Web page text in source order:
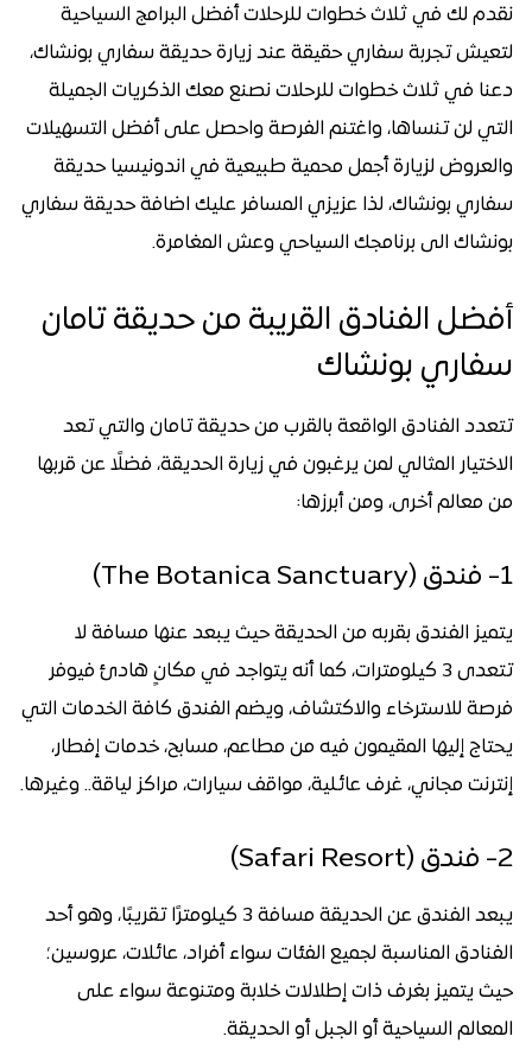
نقدم لك في ثلاث خطوات للرحلات أفضل البرامج السياحية
لتعيش تجربة سفاري حقيقة عند زيارة حديقة سفاري بونشاك،
دعنا في ثلاث خطوات للرحلات نصنع معك الذكريات الجميلة
التي لن تنساها، واغتنم الفرصة واحصل على أفضل التسهيلات
والعروض لزيارة أجمل محمية طبيعية في اندونيسيا حديقة
سفاري بونشاك، لذا عزيزي المسافر عليك اضافة حديقة سفاري
بونشاك الى برنامجك السياحي وعش المغامرة.
أفضل الفنادق القريبة من حديقة تامان
سفاري بونشاك
تتعدد الفنادق الواقعة بالقرب من حديقة تامان والتي تعد
الاختيار المثالي لمن يرغبون في زيارة الحديقة، فضلًا عن قربها
من معالم أخرى، ومن أبرزها:
1- فندق (The Botanica Sanctuary)
يتميز الفندق بقربه من الحديقة حيث يبعد عنها مسافة لا
تتعدى 3 كيلومترات، كما أنه يتواجد في مكانٍ هادئ فيوفر
فرصة للاسترخاء والاكتشاف، ويضم الفندق كافة الخدمات التي
يحتاج إليها المقيمون فيه من مطاعم، مسابح، خدمات إفطار،
إنترنت مجاني، غرف عائلية، مواقف سيارات، مراكز لياقة.. وغيرها.
2- فندق (Safari Resort)
يبعد الفندق عن الحديقة مسافة 3 كيلومترًا تقريبًا، وهو أحد
الفنادق المناسبة لجميع الفئات سواء أفراد، عائلات، عروسين؛
حيث يتميز بغرف ذات إطلالات خلابة ومتنوعة سواء على
المعالم السياحية أو الجبل أو الحديقة.